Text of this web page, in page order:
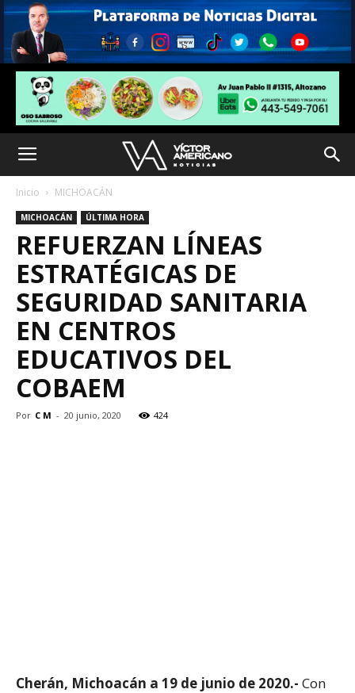
Inicio MICHOACÁN
MICHOACÁN ÚLTIMA HORA
REFUERZAN LÍNEAS
ESTRATÉGICAS DE
SEGURIDAD SANITARIA
EN CENTROS
EDUCATIVOS DEL
COBAEM
Por C M - 20 junio, 2020 424
Cherán, Michoacán a 19 de junio de 2020.- Con